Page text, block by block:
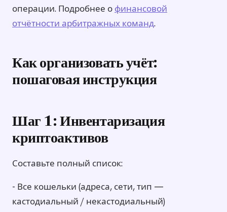
операции. Подробнее о финансовой
отчётности арбитражных команд.
Как организовать учёт:
пошаговая инструкция
Шаг 1: Инвентаризация
криптоактивов
Составьте полный список:
- Все кошельки (адреса, сети, тип —
кастодиальный / некастодиальный)